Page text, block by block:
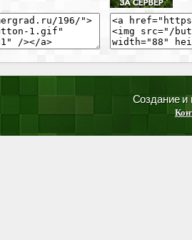
Создание и